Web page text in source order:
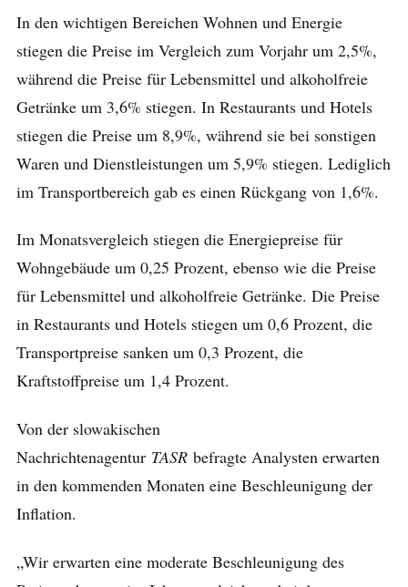
In den wichtigen Bereichen Wohnen und Energie
stiegen die Preise im Vergleich zum Vorjahr um 2,5%,
während die Preise für Lebensmittel und alkoholfreie
Getränke um 3,6% stiegen. In Restaurants und Hotels
stiegen die Preise um 8,9%, während sie bei sonstigen
Waren und Dienstleistungen um 5,9% stiegen. Lediglich
im Transportbereich gab es einen Rückgang von 1,6%.
Im Monatsvergleich stiegen die Energiepreise für
Wohngebäude um 0,25 Prozent, ebenso wie die Preise
für Lebensmittel und alkoholfreie Getränke. Die Preise
in Restaurants und Hotels stiegen um 0,6 Prozent, die
Transportpreise sanken um 0,3 Prozent, die
Kraftstoffpreise um 1,4 Prozent.
Von der slowakischen
Nachrichtenagentur TASR befragte Analysten erwarten
in den kommenden Monaten eine Beschleunigung der
Inflation.
„Wir erwarten eine moderate Beschleunigung des